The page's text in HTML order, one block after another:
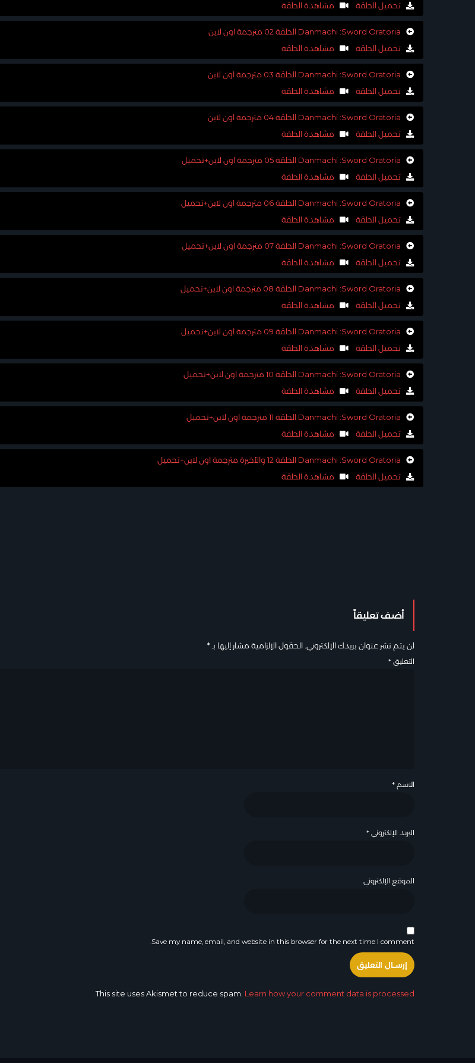
تحميل الحلقة
مشاهدة الحلقة
Danmachi :Sword Oratoria الحلقة 02 مترجمة اون لاين
تحميل الحلقة
مشاهدة الحلقة
Danmachi :Sword Oratoria الحلقة 03 مترجمة اون لاين
تحميل الحلقة
مشاهدة الحلقة
Danmachi :Sword Oratoria الحلقة 04 مترجمة اون لاين
تحميل الحلقة
مشاهدة الحلقة
Danmachi :Sword Oratoria الحلقة 05 مترجمة اون لاين+تحميل
تحميل الحلقة
مشاهدة الحلقة
Danmachi :Sword Oratoria الحلقة 06 مترجمة اون لاين+تحميل
تحميل الحلقة
مشاهدة الحلقة
Danmachi :Sword Oratoria الحلقة 07 مترجمة اون لاين+تحميل
تحميل الحلقة
مشاهدة الحلقة
Danmachi :Sword Oratoria الحلقة 08 مترجمة اون لاين+تحميل
تحميل الحلقة
مشاهدة الحلقة
Danmachi :Sword Oratoria الحلقة 09 مترجمة اون لاين+تحميل
تحميل الحلقة
مشاهدة الحلقة
Danmachi :Sword Oratoria الحلقة 10 مترجمة اون لاين+تحميل
تحميل الحلقة
مشاهدة الحلقة
Danmachi :Sword Oratoria الحلقة 11 مترجمة اون لاين+تحميل
تحميل الحلقة
مشاهدة الحلقة
Danmachi :Sword Oratoria الحلقة 12 والأخيرة مترجمة اون لاين+تحميل
تحميل الحلقة
مشاهدة الحلقة
أضف تعليقاً
لن يتم نشر عنوان بريدك الإلكتروني. الحقول الإلزامية مشار إليها بـ*
التعليق *
الاسم *
البريد الإلكتروني *
الموقع الإلكتروني
Save my name, email, and website in this browser for the next time I comment.
This site uses Akismet to reduce spam. Learn how your comment data is processed.